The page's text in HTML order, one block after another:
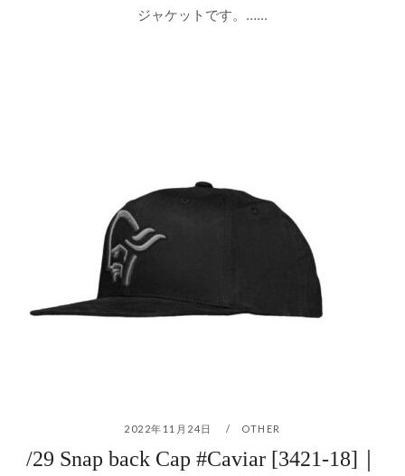
ジャケットです。…...
2022年11月24日 OTHER
/29 Snap back Cap #Caviar [3421-18]｜